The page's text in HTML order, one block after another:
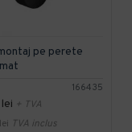
166435
pe perete
+ TVA
TVA inclus